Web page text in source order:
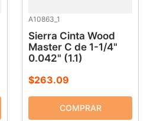
A10863_1
Sierra Cinta Wood
Master C de 1-1/4"
0.042" (1.1)
$263.09